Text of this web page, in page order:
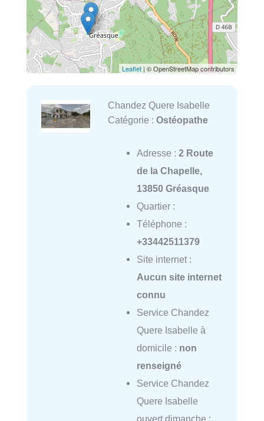
Leaflet | © OpenStreetMap contributors
Chandez Quere Isabelle
Catégorie : Ostéopathe
Adresse : 2 Route
de la Chapelle,
13850 Gréasque
Quartier :
Téléphone :
+33442511379
Site internet :
Aucun site internet
connu
Service Chandez
Quere Isabelle à
domicile : non
renseigné
Service Chandez
Quere Isabelle